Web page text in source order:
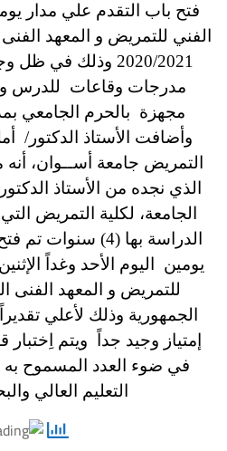
فتح باب التقدم علي مدار
الفني للتمريض و المعهد
2020/2021 وذلك في
مدرجات وقاعات للدرس
مجهزة بالحرم الجامعي
وأضافت الأستاذ الدكتور/
التمريض جامعة أســوان،
الذي نجده من الأستاذ
الدراسة بها (4)
يومين اليوم الأحد وغداً
للتمريض و المعهد
الجمهورية وذلك لأعلي
إمتياز وجيد جداً ويتم
في ضوء العدد المسموح به
التعليم العالي